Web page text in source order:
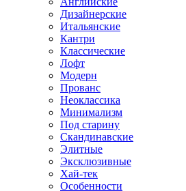
Дизайнерские
Итальянские
Кантри
Классические
Лофт
Модерн
Прованс
Неоклассика
Минимализм
Под старину
Скандинавские
Элитные
Эксклюзивные
Хай-тек
Особенности